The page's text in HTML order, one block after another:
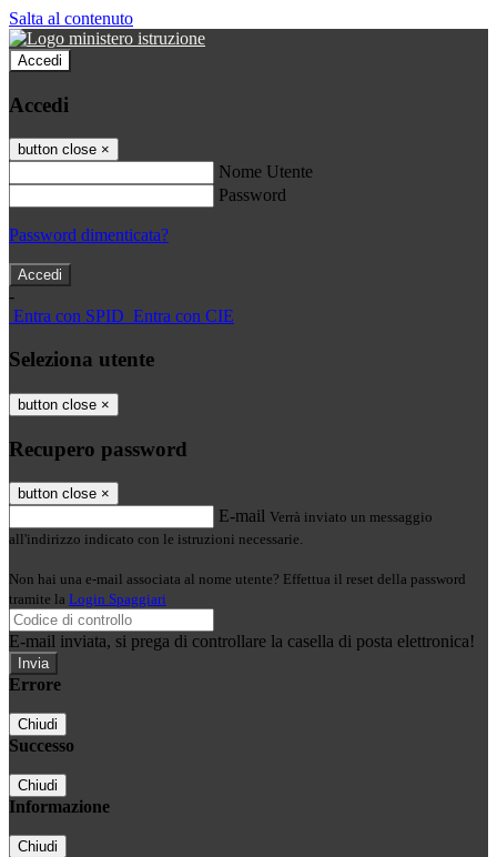
Salta al contenuto
Accedi
Accedi
button close ×
Nome Utente
Password
Password dimenticata?
-
Entra con SPID Entra con CIE
Seleziona utente
button close ×
Recupero password
button close ×
E-mail Verrà inviato un messaggio
all'indirizzo indicato con le istruzioni necessarie.
Non hai una e-mail associata al nome utente? Effettua il reset della password
tramite la Login Spaggiari
E-mail inviata, si prega di controllare la casella di posta elettronica!
Errore
Chiudi
Successo
Chiudi
Informazione
Chiudi